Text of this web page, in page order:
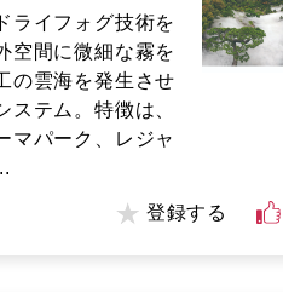
ライフォグ技術を
空間に微細な霧を
の雲海を発生させ
ステム。特徴は、
マパーク、レジャ
登録する